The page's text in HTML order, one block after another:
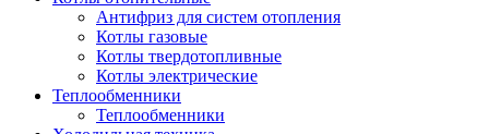
Антифриз для систем отопления
Котлы газовые
Котлы твердотопливные
Котлы электрические
Теплообменники
Теплообменники